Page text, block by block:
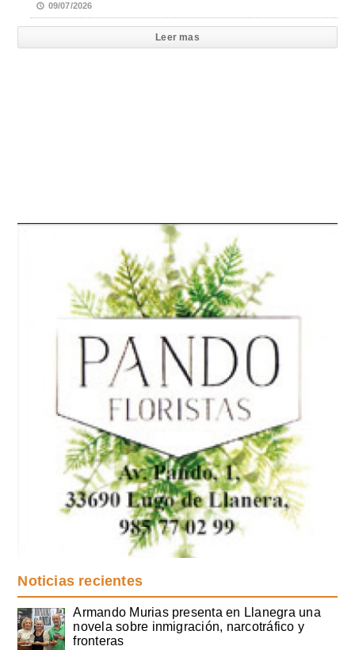
09/07/2026
Leer mas
Noticias recientes
Armando Murias presenta en Llanegra una
novela sobre inmigración, narcotráfico y
fronteras